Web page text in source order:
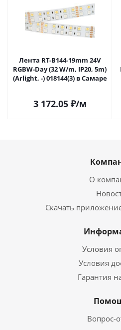
Лента RT-B144-19mm 24V
RGBW-Day (32 W/m, IP20, 5m)
(Arlight, -) 018144(3) в Самаре
3 172.05₽/м
О
Скачать
Условия
Условия
Гарантия
Вопрос-